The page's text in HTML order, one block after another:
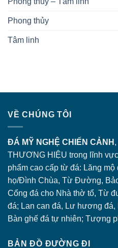
Phong thủy
Tâm linh
VỀ CHÚNG TÔI
ĐÁ MỸ NGHỆ CHIẾN CẢNH
THƯƠNG HIỆU trong lĩnh
phẩm cao cấp từ đá: Lăng mộ
họ/Đình Chùa, Từ Đường,
Cổng đá cho Nhà thờ tổ, Từ
đá; Lan can đá, Lư hương đá,
Bàn ghế đá tự nhiên; Tượng
BẢN ĐỒ ĐƯỜNG ĐI